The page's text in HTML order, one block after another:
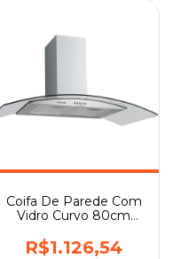
Coifa De Parede Com
Vidro Curvo 80cm
R$1.126,54